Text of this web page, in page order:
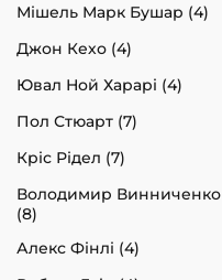
Мішель Марк Бушар (4)
Джон Кехо (4)
Ювал Ной Харарі (4)
Пол Стюарт (7)
Кріс Рідел (7)
Володимир Винниченко
(8)
Алекс Фінлі (4)